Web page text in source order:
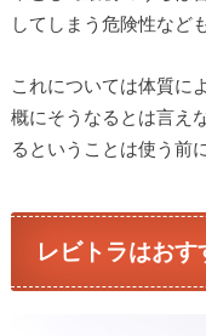
してしまう危険性など
これについては体質に
概にそうなるとは言え
るということは使う前
レビトラはおす